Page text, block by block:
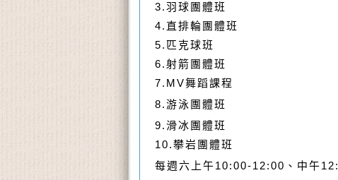
3.羽球團體班
4.直排輪團體班
5.匹克球班
6.射箭團體班
7.MV舞蹈課程
8.游泳團體班
9.滑冰團體班
10.攀岩團體班
每週六上午10:00-12:00、中午